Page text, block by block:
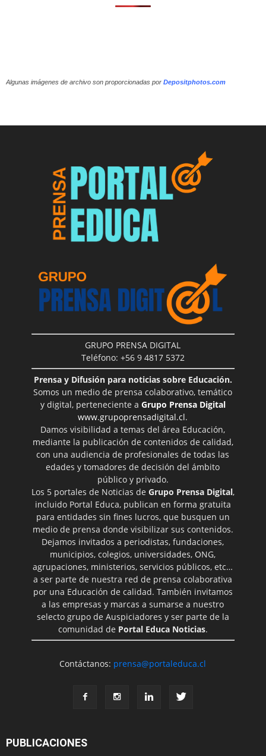
Algunas imágenes de archivo son proporcionadas por Depositphotos.com
GRUPO PRENSA DIGITAL
Teléfono: +56 9 4817 5372
Prensa y Difusión para noticias sobre Educación.
Somos un medio de prensa colaborativo, temático
y digital, perteneciente a Grupo Prensa Digital
www.grupoprensadigital.cl.
Damos visibilidad a temas del área Educación,
mediante la publicación de contenidos de calidad,
con una audiencia de profesionales de todas las
edades y tomadores de decisión del ámbito
público y privado.
Los 5 portales de Noticias de Grupo Prensa Digital,
incluido Portal Educa, publican en forma gratuita
para entidades sin fines lucros, que busquen un
medio de prensa donde visibilizar sus contenidos.
Dejamos invitados a periodistas, fundaciones,
municipios, colegios, universidades, ONG,
agrupaciones, ministerios, servicios públicos, etc…
a ser parte de nuestra red de prensa colaborativa
por una Educación de calidad. También invitamos
a las empresas y marcas a sumarse a nuestro
selecto grupo de Auspiciadores y ser parte de la
comunidad de Portal Educa Noticias.
Contáctanos: prensa@portaleduca.cl
PUBLICACIONES